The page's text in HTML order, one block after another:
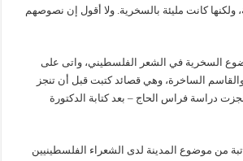
كانت مليئة بالسخرية. ولا أقول إن نصوصهم
السخرية في الشعر الفلسطيني، واتى على
الساخرة، وهي قصائد كتبت قبل أن تنجز
دراسة فراس الحاج – بعد كتابة الدكتورة
من موضوع المدينة لدى الشعراء الفلسطينيين